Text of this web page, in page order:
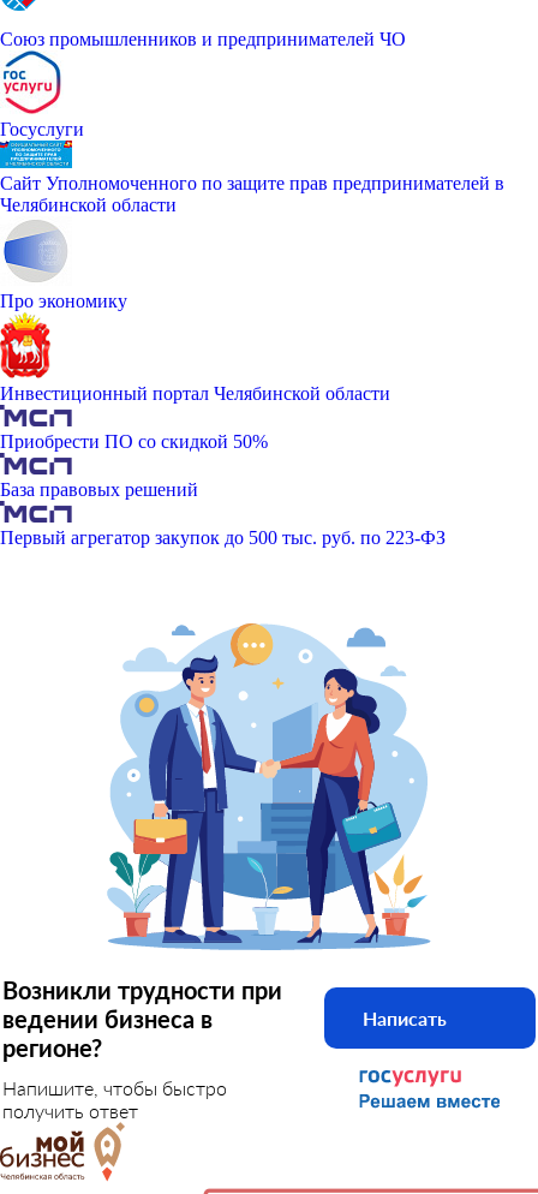
Союз промышленников и предпринимателей ЧО
Госуслуги
Сайт Уполномоченного по защите прав предпринимателей в
Челябинской области
Про экономику
Инвестиционный портал Челябинской области
Приобрести ПО со скидкой 50%
База правовых решений
Первый агрегатор закупок до 500 тыс. руб. по 223-ФЗ
Возникли трудности при
ведении бизнеса в
регионе?
Напишите, чтобы быстро
получить ответ
Написать